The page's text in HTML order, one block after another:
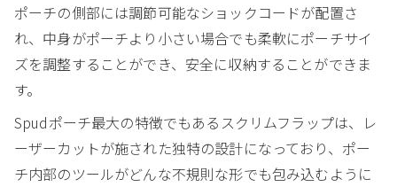
ポーチの側部には調節可能なショックコードが配置さ
れ、中身がポーチより小さい場合でも柔軟にポーチサイ
ズを調整することができ、安全に収納することができま
す。
Spudポーチ最大の特徴でもあるスクリムフラップは、レ
ーザーカットが施された独特の設計になっており、ポー
チ内部のツールがどんな不規則な形でも包み込むように